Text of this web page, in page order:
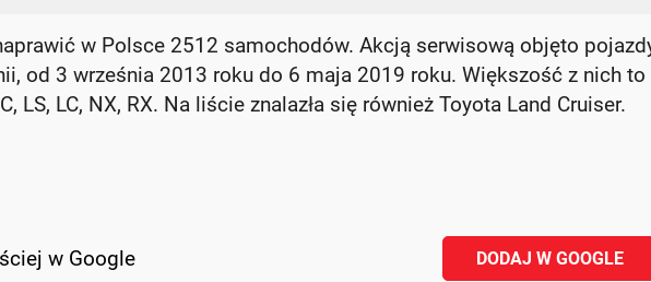
w Polsce 2512 samochodów. Akcją serwisową objęto
od 3 września 2013 roku do 6 maja 2019 roku. Większość z nich to
LS, LC, NX, RX. Na liście znalazła się również Toyota Land Cruiser.
w Google DODAJ W GOOGLE